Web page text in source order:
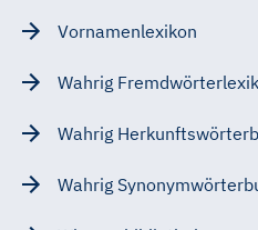
Vornamenlexikon
Wahrig
Wahrig
Wahrig